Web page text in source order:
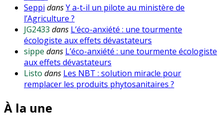
Seppi dansY a-t-il un pilote au ministère de
l’Agriculture ?
JG2433 dans L’éco-anxiété : une tourmente
écologiste aux effets dévastateurs
sippe dans L’éco-anxiété : une tourmente écologiste
aux effets dévastateurs
Listo dans Les NBT : solution miracle pour
remplacer les produits phytosanitaires ?
À la une